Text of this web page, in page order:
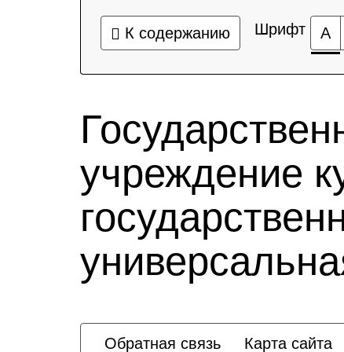
К содержанию Шрифт А
учреждение
Обратная связь Карта сайта